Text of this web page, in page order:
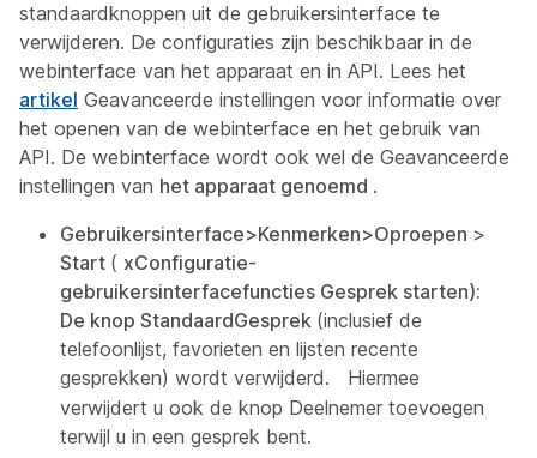
standaardknoppen uit de gebruikersinterface te
verwijderen. De configuraties zijn beschikbaar in de
webinterface van het apparaat en in API. Lees het
artikel Geavanceerde instellingen voor informatie over
het openen van de webinterface en het gebruik van
API. De webinterface wordt ook wel de Geavanceerde
instellingen van het apparaat genoemd .
Gebruikersinterface>Kenmerken>Oproepen >
Start ( xConfiguratie-
gebruikersinterfacefuncties Gesprek starten):
De knop StandaardGesprek (inclusief de
telefoonlijst, favorieten en lijsten recente
gesprekken) wordt verwijderd.
Hiermee
verwijdert u ook de knop Deelnemer toevoegen
terwijl u in een gesprek bent.